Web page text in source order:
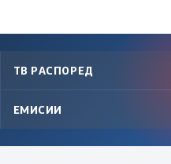
ТВ РАСПОРЕД
ЕМИСИИ